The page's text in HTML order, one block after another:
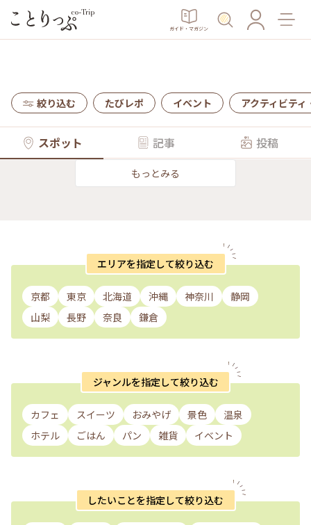
ガイド・マガジン
絞り込む たびレポ イベント アクティビティ
スポット 記事 投稿
もっとみる
エリアを指定して絞り込む
京都 東京 北海道 沖縄 神奈川
静岡
山梨
長野 奈良 鎌倉
ジャンルを指定して絞り込む
カフェ スイーツ おみやげ 景色
温泉
ホテル
ごはん パン 雑貨 イベント
したいことを指定して絞り込む